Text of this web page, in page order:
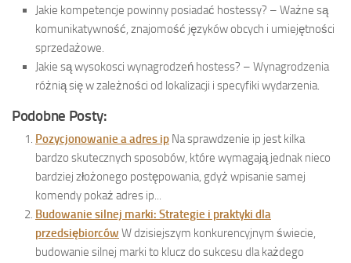
Jakie kompetencje powinny posiadać hostessy? – Ważne są
komunikatywność, znajomość języków obcych i umiejętności
sprzedażowe.
Jakie są wysokosci wynagrodzeń hostess? – Wynagrodzenia
różnią się w zależności od lokalizacji i specyfiki wydarzenia.
Podobne Posty:
Pozycjonowanie a adres ip Na sprawdzenie ip jest kilka
bardzo skutecznych sposobów, które wymagają jednak nieco
bardziej złożonego postępowania, gdyż wpisanie samej
komendy pokaż adres ip...
Budowanie silnej marki: Strategie i praktyki dla
przedsiębiorców W dzisiejszym konkurencyjnym świecie,
budowanie silnej marki to klucz do sukcesu dla każdego